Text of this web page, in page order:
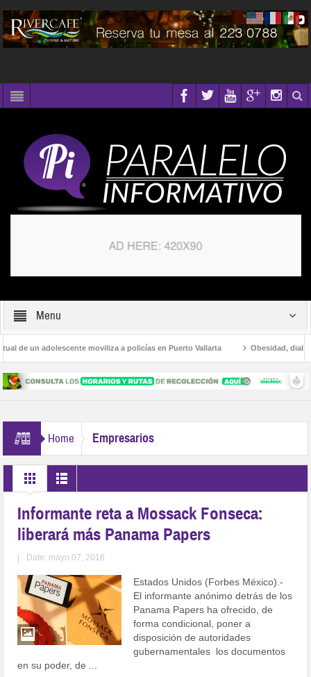
Menu
un adolescente moviliza a policías en Puerto Vallarta Obesidad,
Avanza la regulación de establecimientos para la atención de las adicciones
Home Empresarios
Informante reta a Mossack Fonseca:
liberará más Panama Papers
Date: mayo 07, 2016
Estados Unidos (Forbes México).-
El informante anónimo detrás de los
Panama Papers ha ofrecido, de
forma condicional, poner a
disposición de autoridades
gubernamentales los documentos
en su poder, de ...